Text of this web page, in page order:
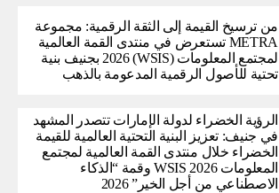
من ترسيخ القيمة إلى الثقة الرقمية: مجموعة
METRA تستعرض في منتدى القمة العالمية
لمجتمع المعلومات (WSIS) 2026 بجنيف بنية
تحتية للأصول الرقمية المدعومة بالذهب
الرؤية الخضراء لدولة الإمارات تتصدر المشهد
في جنيف: تعزيز البنية التحتية العالمية للقيمة
الخضراء خلال منتدى القمة العالمية لمجتمع
المعلومات WSIS 2026 وقمة “الذكاء
الاصطناعي من أجل الخير” 2026